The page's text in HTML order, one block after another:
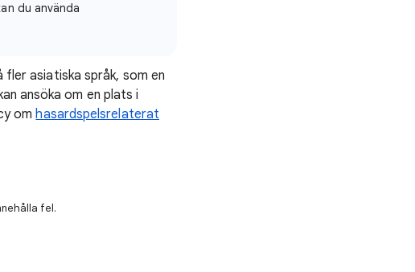
du använda
asiatiska språk, som en
ansöka om en plats i
omhasardspelsrelaterat
fel.